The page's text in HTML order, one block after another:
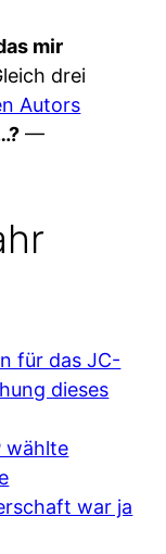
mir
drei
Autors
—
für das JC-
dieses
wählte
war ja